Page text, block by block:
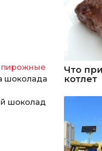
пирожные
шоколада
шоколад
Что
котлет